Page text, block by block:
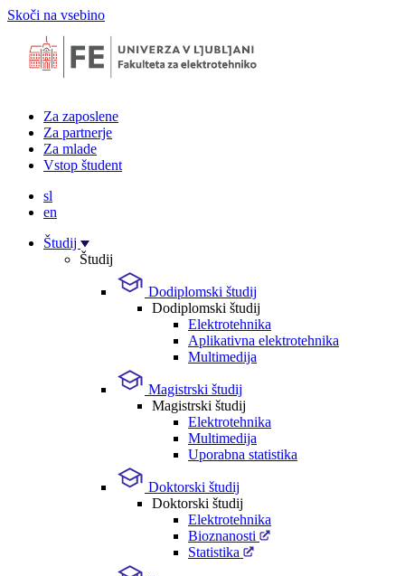
Skoči na vsebino
Za zaposlene
Za partnerje
Za mlade
Vstop študent
sl
en
Študij
Študij
Dodiplomski študij
Dodiplomski študij
Elektrotehnika
Aplikativna elektrotehnika
Multimedija
Magistrski študij
Magistrski študij
Elektrotehnika
Multimedija
Uporabna statistika
Doktorski študij
Doktorski študij
Elektrotehnika
Bioznanosti
Statistika